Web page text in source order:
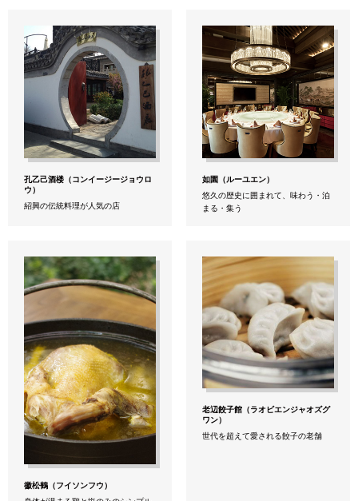
孔乙己酒楼（コンイージージョウロ
ウ）
紹興の伝統料理が人気の店
如園（ルーユエン）
悠久の歴史に囲まれて、味わう・泊
まる・集う
徽松鶴（フイソンフウ）
老辺餃子館（ラオビエンジャオズグ
ワン）
世代を超えて愛される餃子の老舗